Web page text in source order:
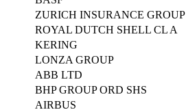
ZURICH INSURANCE GROUP
ROYAL DUTCH SHELL CL A
KERING
LONZA GROUP
ABB LTD
BHP GROUP ORD SHS
AIRBUS